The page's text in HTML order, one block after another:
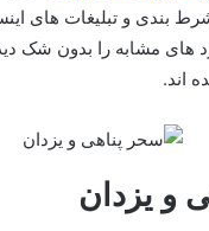
بندی و تبلیغات های
مشابه را بدون شک
اند.
و یزدان